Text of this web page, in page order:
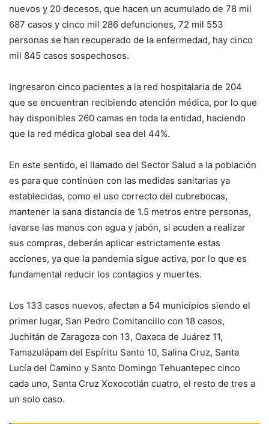
nuevos y 20 decesos, que hacen un acumulado de 78 mil
687 casos y cinco mil 286 defunciones, 72 mil 553
personas se han recuperado de la enfermedad, hay cinco
mil 845 casos sospechosos.
Ingresaron cinco pacientes a la red hospitalaria de 204
que se encuentran recibiendo atención médica, por lo que
hay disponibles 260 camas en toda la entidad, haciendo
que la red médica global sea del 44%.
En este sentido, el llamado del Sector Salud a la población
es para que continúen con las medidas sanitarias ya
establecidas, como el uso correcto del cubrebocas,
mantener la sana distancia de 1.5 metros entre personas,
lavarse las manos con agua y jabón, si acuden a realizar
sus compras, deberán aplicar estrictamente estas
acciones, ya que la pandemia sigue activa, por lo que es
fundamental reducir los contagios y muertes.
Los 133 casos nuevos, afectan a 54 municipios siendo el
primer lugar, San Pedro Comitancillo con 18 casos,
Juchitán de Zaragoza con 13, Oaxaca de Juárez 11,
Tamazulápam del Espíritu Santo 10, Salina Cruz, Santa
Lucía del Camino y Santo Domingo Tehuantepec cinco
cada uno, Santa Cruz Xoxocotlán cuatro, el resto de tres a
un solo caso.